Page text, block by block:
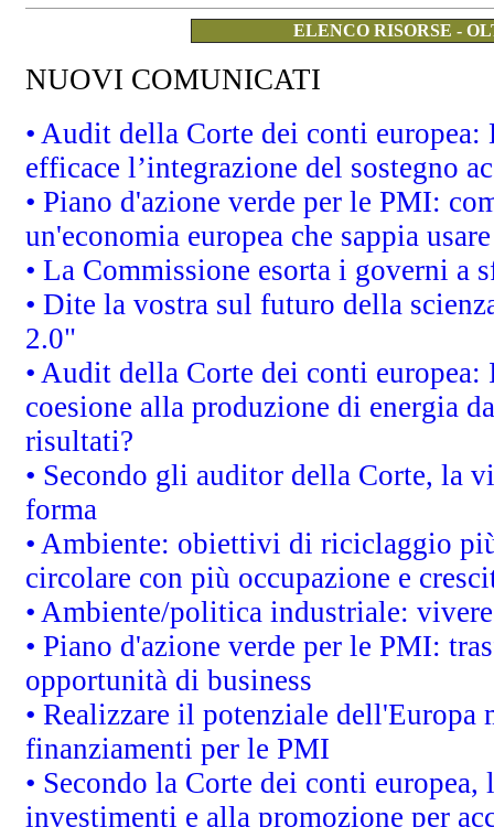
ELENCO RISORSE -
NUOVI COMUNICATI
• Audit della Corte dei conti
efficace l’integrazione del sostegno
• Piano d'azione verde per le PMI:
un'economia europea che sappia
• La Commissione esorta i governi
• Dite la vostra sul futuro della
2.0"
• Audit della Corte dei conti
coesione alla produzione di energia
risultati?
• Secondo gli auditor della Corte, la
forma
• Ambiente: obiettivi di riciclaggio
circolare con più occupazione e
• Ambiente/politica industriale:
• Piano d'azione verde per le PMI:
opportunità di business
• Realizzare il potenziale
finanziamenti per le PMI
• Secondo la Corte dei conti
investimenti e alla promozione per